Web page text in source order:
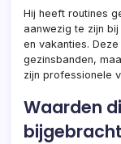
Hij heeft routines
aanwezig te zijn
en vakanties.
gezinsbanden,
zijn professionele
Waarden
bijgebracht